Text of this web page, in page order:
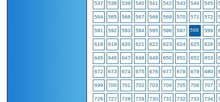
537 538 539 540 541 542 543 544 545
564 565 566 567 568 569 570 571 572
591 592 593 594 595 596 597 598 599
618 619 620 621 622 623 624 625 626
645 646 647 648 649 650 651 652 653
672 673 674 675 676 677 678 679 680
699 700 701 702 703 704 705 706 707
726 727 728 729 730 731 732 733 734